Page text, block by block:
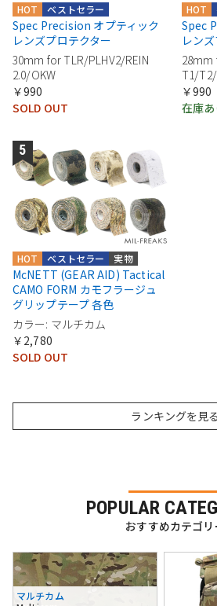
ベストセラー
HOT
Spec Precision オプティック
レンズプロテクター
30mm for TLR/PLHV2/REIN
2.0/OKW
￥990
SOLD OUT
HOT
Spec
レン
28mm
T1/T2/
￥990
在庫あ
実物
ベストセラー
HOT
McNETT (GEAR AID) Tactical
CAMO FORM カモフラージュ
グリップテープ 各色
カラー: マルチカム
￥2,780
SOLD OUT
ランキングを見る
POPULAR
おすすめカテゴリ
マルチカム